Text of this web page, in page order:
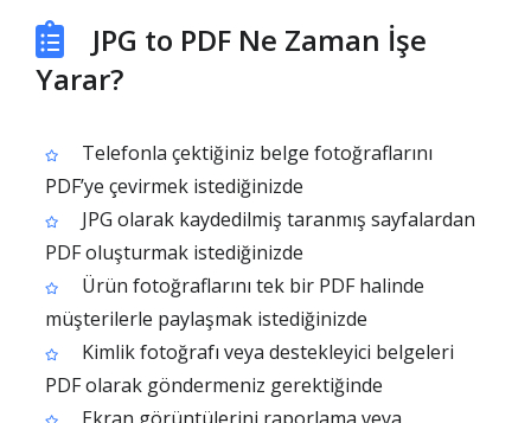
JPG to PDF Ne Zaman İşe
Yarar?
Telefonla çektiğiniz belge fotoğraflarını
PDF’ye çevirmek istediğinizde
JPG olarak kaydedilmiş taranmış sayfalardan
PDF oluşturmak istediğinizde
Ürün fotoğraflarını tek bir PDF halinde
müşterilerle paylaşmak istediğinizde
Kimlik fotoğrafı veya destekleyici belgeleri
PDF olarak göndermeniz gerektiğinde